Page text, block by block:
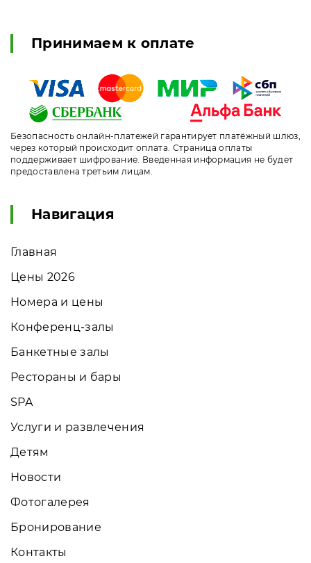
Принимаем к оплате
Безопасность онлайн-платежей гарантирует платёжный шлюз,
через который происходит оплата. Страница оплаты
поддерживает шифрование. Введенная информация не будет
предоставлена третьим лицам.
Навигация
Главная
Цены 2026
Номера и цены
Конференц-залы
Банкетные залы
Рестораны и бары
SPA
Услуги и развлечения
Детям
Новости
Фотогалерея
Бронирование
Контакты